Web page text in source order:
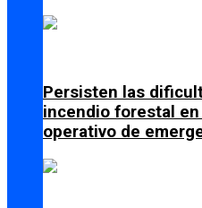
Persisten las
incendio forestal
operativo de